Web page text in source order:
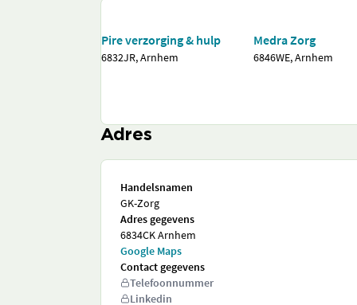
Pire verzorging & hulp
6832JR, Arnhem
Medra Zorg
6846WE, Arnhem
Adres
Handelsnamen
GK-Zorg
Adres gegevens
6834CK Arnhem
Google Maps
Contact gegevens
Telefoonnummer
Linkedin